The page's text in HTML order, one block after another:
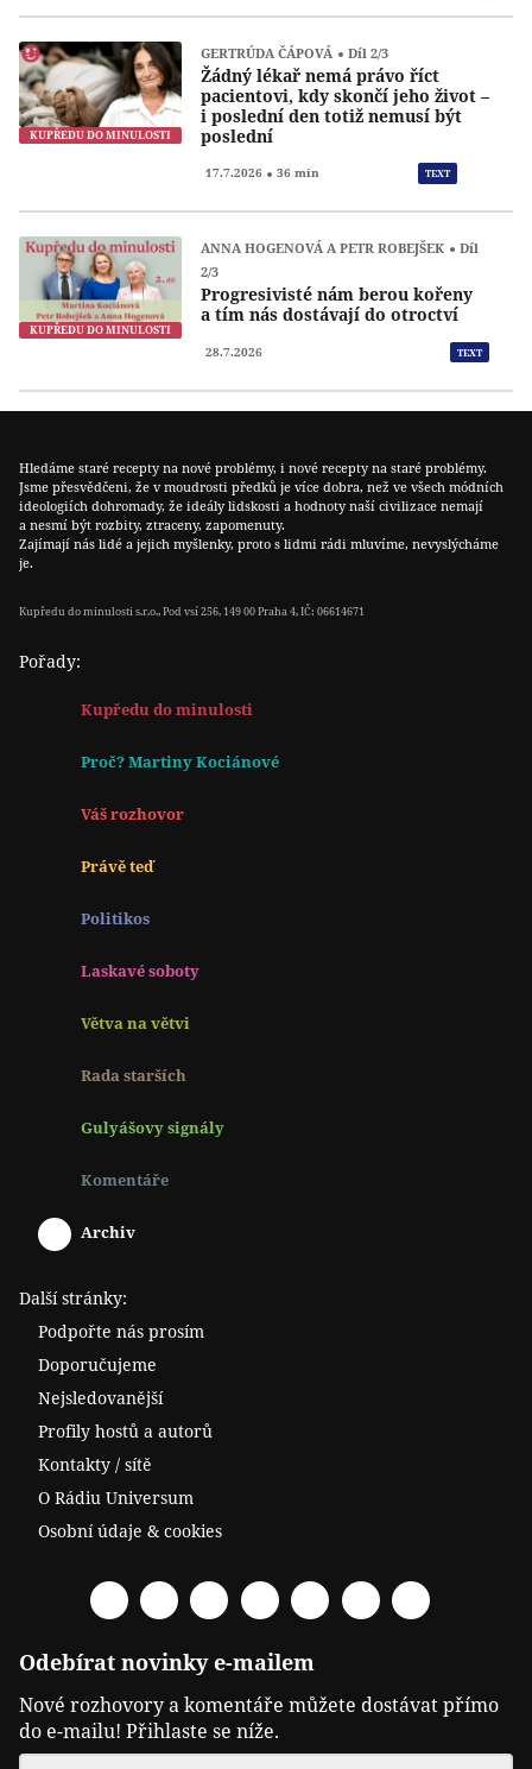
KUPŘEDU DO MINULOSTI
GERTRÚDA ČÁPOVÁ Díl 2/3
Žádný lékař nemá právo říct
pacientovi, kdy skončí jeho život –
i poslední den totiž nemusí být
poslední
17.7.2026 36 min TEXT
KUPŘEDU DO MINULOSTI
ANNA HOGENOVÁ A PETR ROBEJŠEK
Díl
2/3
Progresivisté nám berou kořeny
a tím nás dostávají do otroctví
28.7.2026 TEXT
Hledáme staré recepty na nové problémy, i nové recepty na staré problémy.
Jsme přesvědčeni, že v moudrosti předků je více dobra, než ve všech módních
ideologiích dohromady, že ideály lidskosti a hodnoty naší civilizace nemají
a nesmí být rozbity, ztraceny, zapomenuty.
Zajímají nás lidé a jejich myšlenky, proto s lidmi rádi mluvíme, nevyslýcháme
je.
Kupředu do minulosti s.r.o., Pod vsí 256, 149 00 Praha 4, IČ: 06614671
Pořady:
Kupředu do minulosti
Proč? Martiny Kociánové
Váš rozhovor
Právě teď
Politikos
Laskavé soboty
Větva na větvi
Rada starších
Gulyášovy signály
Komentáře
Archiv
Další stránky:
Podpořte nás prosím
Doporučujeme
Nejsledovanější
Profily hostů a autorů
Kontakty / sítě
O Rádiu Universum
Osobní údaje & cookies
FacebookSpotify YouTubeTwitter RSS TelegramOdysee
Odebírat novinky e-mailem
Nové rozhovory a komentáře můžete dostávat přímo
do e-mailu! Přihlaste se níže.